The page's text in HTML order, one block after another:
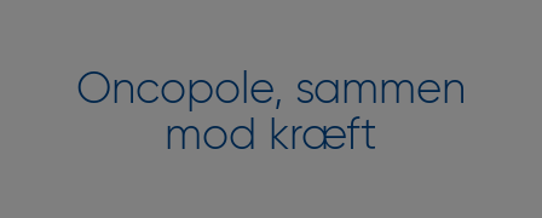
Oncopole, sammen
mod kræft